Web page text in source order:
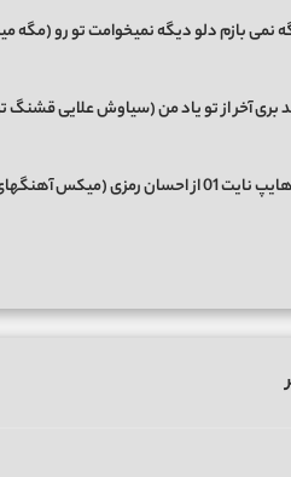
نمی بازم دلو دیگه نمیخوامت تو رو (مگه
بری آخر از تو یاد من (سیاوش علایی قشنگ
دانلود ریمیکس هایپ نایت 01 از احسان رمزی (میکس